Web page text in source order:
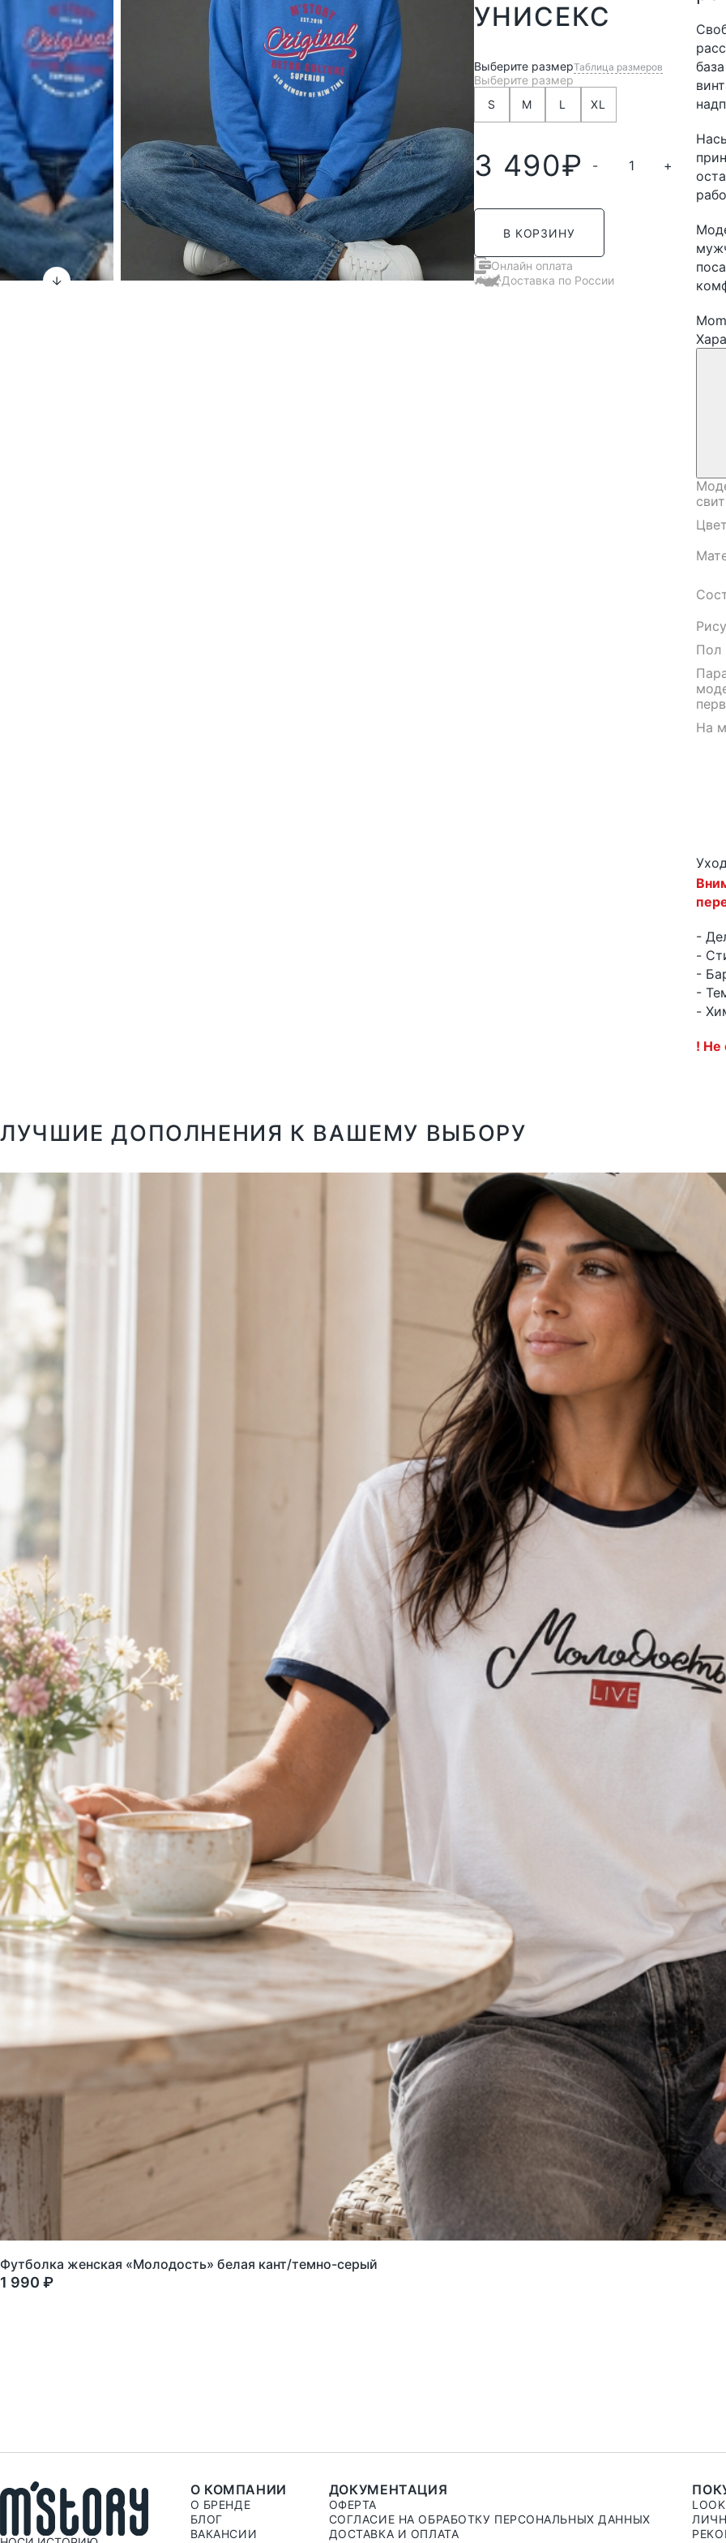
УНИСЕКС
Выберите размерТаблица размеров
Выберите размер
S
M L XL
3 490₽ - +
В КОРЗИНУ
Онлайн оплата
Доставка по России
Пол
На
-
-
-
-
-
! Не
ЛУЧШИЕ ДОПОЛНЕНИЯ К ВАШЕМУ ВЫБОРУ
S M
Футболка женская «Молодость» белая кант/темно-серый
1 990 ₽
О КОМПАНИИ
О БРЕНДЕ
БЛОГ
ВАКАНСИИ
ДОКУМЕНТАЦИЯ
ОФЕРТА
СОГЛАСИЕ НА ОБРАБОТКУ ПЕРСОНАЛЬНЫХ ДАННЫХ
ДОСТАВКА И ОПЛАТА